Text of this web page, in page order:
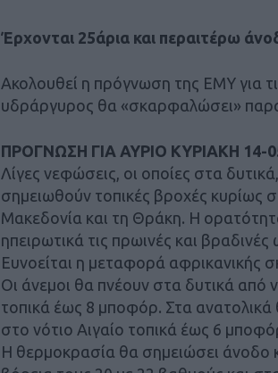
Έρχονται 25άρια και περαιτέρω
Ακολουθεί η πρόγνωση της ΕΜΥ για
υδράργυρος θα «σκαρφαλώσει»
ΠΡΟΓΝΩΣΗ ΓΙΑ ΑΥΡΙΟ ΚΥΡΙΑΚΗ 14-
Λίγες νεφώσεις, οι οποίες στα
σημειωθούν τοπικές βροχές κυρίως
Μακεδονία και τη Θράκη. Η
ηπειρωτικά τις πρωινές και βραδινές
Ευνοείται η μεταφορά αφρικανικής
Οι άνεμοι θα πνέουν στα δυτικά από
τοπικά έως 8 μποφόρ. Στα ανατολικά
στο νότιο Αιγαίο τοπικά έως 6
Η θερμοκρασία θα σημειώσει άνοδο